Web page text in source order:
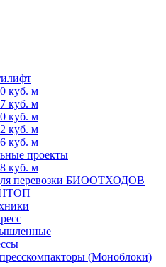
куб. м
куб. м
куб. м
куб. м
куб. м
проекты
куб. м
перевозки БИООТХОДОВ
(Моноблоки)